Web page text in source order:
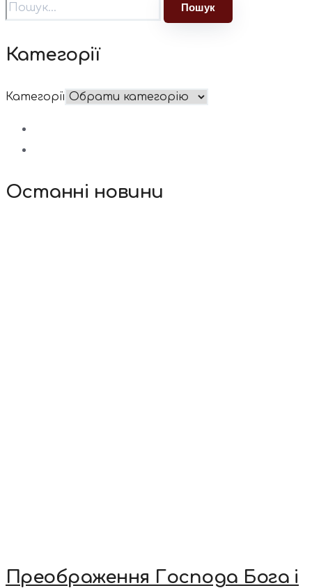
Категорії
Категорії
Останні новини
Преображення Господа Бога і